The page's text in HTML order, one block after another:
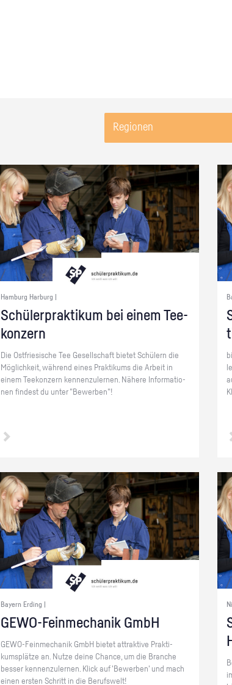
Regionen
Hamburg Harburg |
Schü­ler­prak­ti­kum bei einem Tee­
kon­zern
Die Ost­frie­si­sche Tee Ge­sell­schaft bie­tet Schü­lern die
Mög­lich­keit, wäh­rend eines Prak­ti­kums die Ar­beit in
einem Tee­kon­zern ken­nen­zu­ler­nen. Nä­he­re In­for­ma­tio­
nen fin­dest du unter "Be­wer­ben"!
Bayern Erding |
GE­WO-Fein­me­cha­nik GmbH
GE­WO-Fein­me­cha­nik GmbH bie­tet at­trak­ti­ve Prak­ti­
kums­plät­ze an. Nutze deine Chan­ce, um die Bran­che
bes­ser ken­nen­zu­ler­nen. Klick auf 'Be­wer­ben' und mach
einen ers­ten Schritt in die Be­rufs­welt!